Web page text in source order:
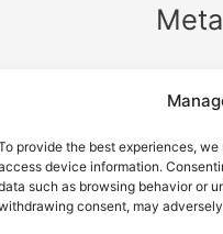
provide the best experiences,
device information.
such as browsing behavior or
consent, may
Meta
Feed
Feed